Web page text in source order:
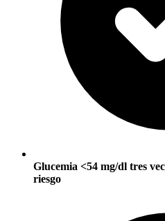
Glucemia <54 mg/dl tres
riesgo